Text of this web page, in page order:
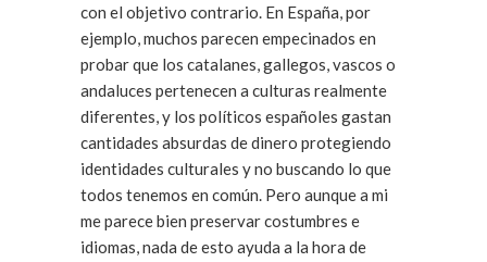
con el objetivo contrario. En España, por
ejemplo, muchos parecen empecinados en
probar que los catalanes, gallegos, vascos o
andaluces pertenecen a culturas realmente
diferentes, y los políticos españoles gastan
cantidades absurdas de dinero protegiendo
identidades culturales y no buscando lo que
todos tenemos en común. Pero aunque a mi
me parece bien preservar costumbres e
idiomas, nada de esto ayuda a la hora de